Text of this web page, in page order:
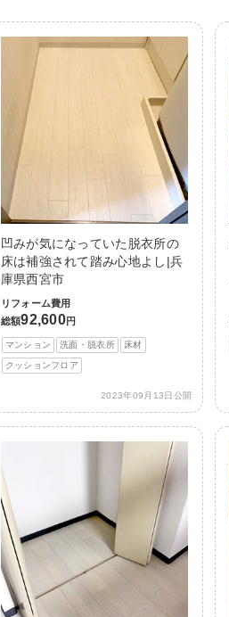
凹みが気になっていた脱衣所の
床は補強されて踏み心地よし|兵
庫県西宮市
リフォーム費用
総額92,600円
マンション 洗面・脱衣所 床材
クッションフロア
2023年09月13日公開